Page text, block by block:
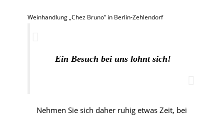
Weinhandlung „Chez Bruno“ in Berlin-Zehlendorf
Ein Besuch bei uns lohnt sich!
Nehmen Sie sich daher ruhig etwas Zeit, bei